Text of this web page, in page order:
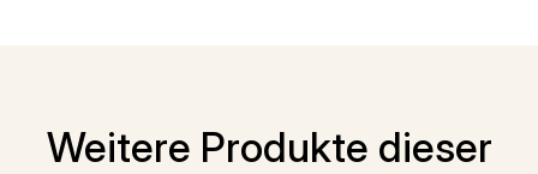
Weitere Produkte dieser